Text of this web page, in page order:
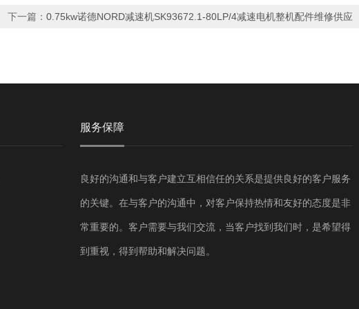
下一篇： 0.75kw诺德NORD减速机SK93672.1-80LP/4减速电机整机配件维修供应
服务保障
良好的沟通和与客户建立互相信任的关系是提供良好的客户服务
的关键。在与客户的沟通中，对客户保持热情和友好的态度是非
常重要的。客户需要与我们交流，当客户找到我们时，是希望得
到重视，得到帮助和解决问题。